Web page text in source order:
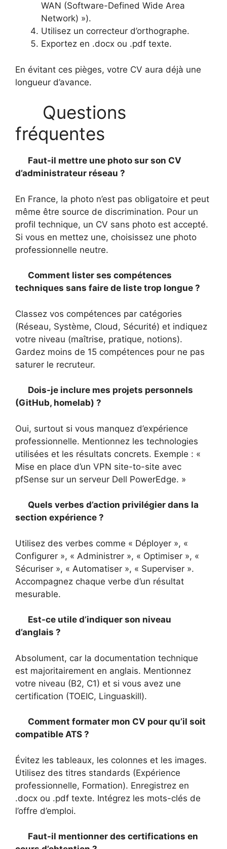
WAN (Software-Defined Wide Area
Network) »).
Utilisez un correcteur d’orthographe.
Exportez en .docx ou .pdf texte.
En évitant ces pièges, votre CV aura déjà une
longueur d’avance.
Questions
fréquentes
Faut-il mettre une photo sur son CV
d’administrateur réseau ?
En France, la photo n’est pas obligatoire et peut
même être source de discrimination. Pour un
profil technique, un CV sans photo est accepté.
Si vous en mettez une, choisissez une photo
professionnelle neutre.
Comment lister ses compétences
techniques sans faire de liste trop longue ?
Classez vos compétences par catégories
(Réseau, Système, Cloud, Sécurité) et indiquez
votre niveau (maîtrise, pratique, notions).
Gardez moins de 15 compétences pour ne pas
saturer le recruteur.
Dois-je inclure mes projets personnels
(GitHub, homelab) ?
Oui, surtout si vous manquez d’expérience
professionnelle. Mentionnez les technologies
utilisées et les résultats concrets. Exemple : «
Mise en place d’un VPN site-to-site avec
pfSense sur un serveur Dell PowerEdge. »
Quels verbes d’action privilégier dans la
section expérience ?
Utilisez des verbes comme « Déployer », «
Configurer », « Administrer », « Optimiser », «
Sécuriser », « Automatiser », « Superviser ».
Accompagnez chaque verbe d’un résultat
mesurable.
Est-ce utile d’indiquer son niveau
d’anglais ?
Absolument, car la documentation technique
est majoritairement en anglais. Mentionnez
votre niveau (B2, C1) et si vous avez une
certification (TOEIC, Linguaskill).
Comment formater mon CV pour qu’il soit
compatible ATS ?
Évitez les tableaux, les colonnes et les images.
Utilisez des titres standards (Expérience
professionnelle, Formation). Enregistrez en
.docx ou .pdf texte. Intégrez les mots-clés de
l’offre d’emploi.
Faut-il mentionner des certifications en